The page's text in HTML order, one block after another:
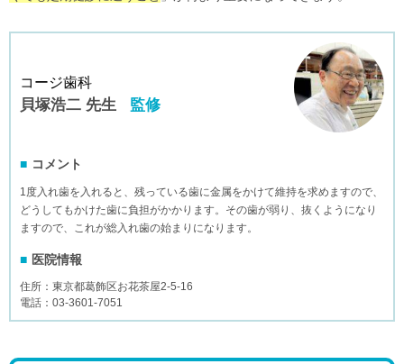
コージ歯科
貝塚浩二 先生 監修
コメント
1度入れ歯を入れると、残っている歯に金属をかけて維持を求めますので、
どうしてもかけた歯に負担がかかります。その歯が弱り、抜くようになり
ますので、これが総入れ歯の始まりになります。
医院情報
住所：東京都葛飾区お花茶屋2-5-16
電話：03-3601-7051